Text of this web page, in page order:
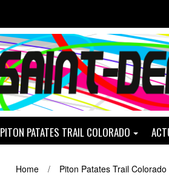
PITON PATATES TRAIL COLORADO
Home / Piton Patates Trail Colorado